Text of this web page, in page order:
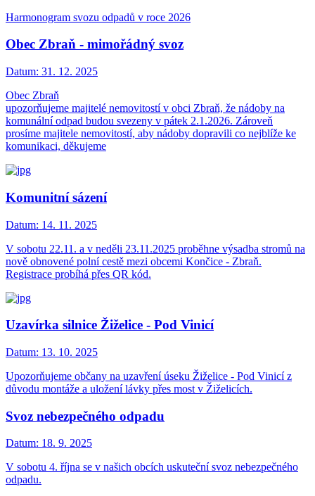
Harmonogram svozu odpadů v roce 2026
Obec Zbraň - mimořádný svoz
Datum: 31. 12. 2025
Obec Zbraň
upozorňujeme majitelé nemovitostí v obci Zbraň, že nádoby na
komunální odpad budou svezeny v pátek 2.1.2026. Zároveň
prosíme majitele nemovitostí, aby nádoby dopravili co nejblíže ke
komunikaci, děkujeme
Komunitní sázení
Datum: 14. 11. 2025
V sobotu 22.11. a v neděli 23.11.2025 proběhne výsadba stromů na
nově obnovené polní cestě mezi obcemi Končice - Zbraň.
Registrace probíhá přes QR kód.
Uzavírka silnice Žiželice - Pod Vinicí
Datum: 13. 10. 2025
Upozorňujeme občany na uzavření úseku Žiželice - Pod Vinicí z
důvodu montáže a uložení lávky přes most v Žiželicích.
Svoz nebezpečného odpadu
Datum: 18. 9. 2025
V sobotu 4. října se v našich obcích uskuteční svoz nebezpečného
odpadu.